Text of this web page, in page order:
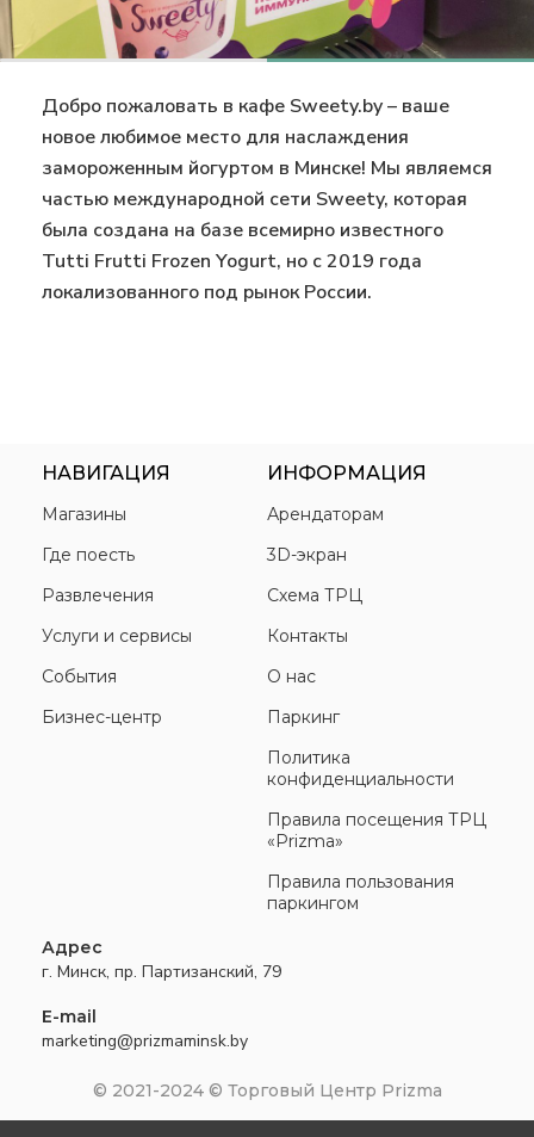
Добро пожаловать в кафе Sweety.by – ваше
новое любимое место для наслаждения
замороженным йогуртом в Минске! Мы являемся
частью международной сети Sweety, которая
была создана на базе всемирно известного
Tutti Frutti Frozen Yogurt, но с 2019 года
локализованного под рынок России.
НАВИГАЦИЯ
Магазины
Где поесть
Развлечения
Услуги и сервисы
События
Бизнес-центр
ИНФОРМАЦИЯ
Арендаторам
3D-экран
Схема ТРЦ
Контакты
О нас
Паркинг
Политика
конфиденциальности
Правила посещения ТРЦ
«Prizma»
Правила пользования
паркингом
Адрес
г. Минск, пр. Партизанский, 79
E-mail
marketing@prizmaminsk.by
© 2021-2024 © Торговый Центр Prizma